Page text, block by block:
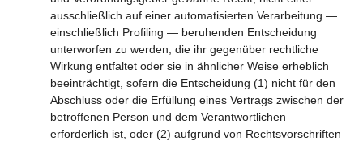
ausschließlich auf einer automatisierten Verarbeitung —
einschließlich Profiling — beruhenden Entscheidung
unterworfen zu werden, die ihr gegenüber rechtliche
Wirkung entfaltet oder sie in ähnlicher Weise erheblich
beeinträchtigt, sofern die Entscheidung (1) nicht für den
Abschluss oder die Erfüllung eines Vertrags zwischen der
betroffenen Person und dem Verantwortlichen
erforderlich ist, oder (2) aufgrund von Rechtsvorschriften